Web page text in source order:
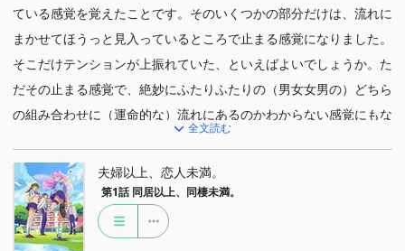
ている感覚を覚えたことです。そのいくつかの部分だけは、流れに
まかせてほうっと見入っているところで止まる感覚になりました。
そこだけテンションが上振れていた、といえばよいでしょうか。た
だその止まる感覚で、絶妙にふたりふたりの（男女女男の）どちら
の組み合わせに（運命的な）流れにあるのかわからない感覚にもな
構珍しい気がします。そういう意味で面白い感じもしました（冒頭
を考えれば女女の可能性も…少なそうですがあるかもしれませ
ん）。
追記
全文読む
夫婦以上、恋人未満。
第1話 同居以上、同棲未満。